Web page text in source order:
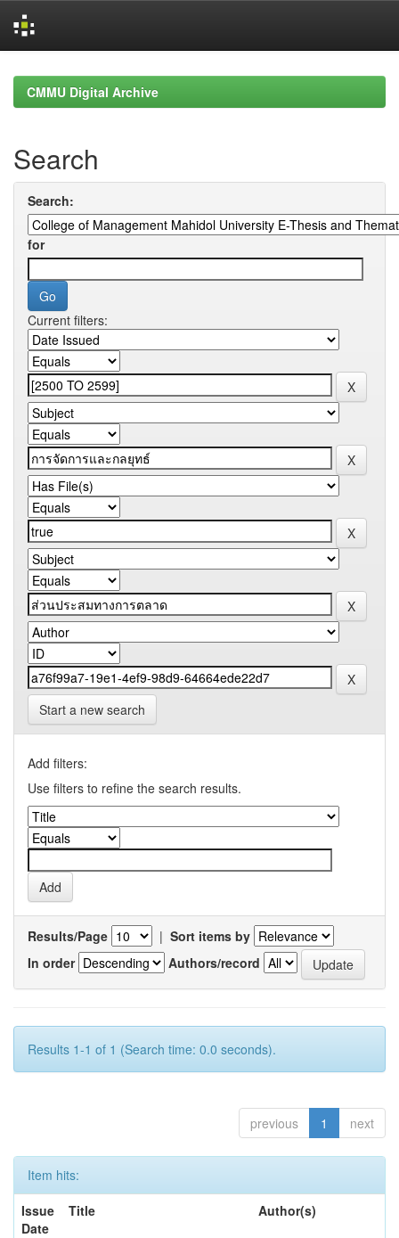
navigationCMMU Digital Archive
Search
Search:
for
Current filters:
Start a new search
Add filters:
Use filters to refine the search results.
Results/Page | Sort items by
In order
Authors/record
Results 1-1 of 1 (Search time: 0.0 seconds).
previous 1 next
Item hits:
Issue
Date
Title Author(s)